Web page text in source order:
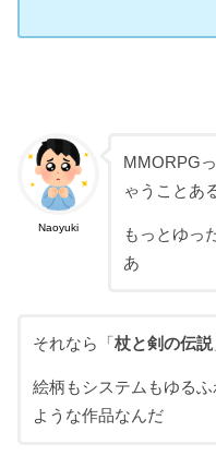
Naoyuki
MMORPG
ゃうことあ
もっとゆっ
あ
それなら「杖と剣の伝説
絵柄もシステムもゆる
ような作品なんだ